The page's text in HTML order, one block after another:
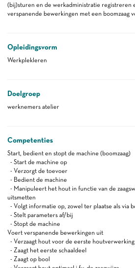
(bij)sturen en de werkadministratie
verspanende bewerkingen met een boomzaag
Opleidingsvorm
Werkplekleren
Doelgroep
werknemers atelier
Competenties
Start, bedient en stopt de machine (boomzaag)
- Start de machine op
- Verzorgt de toevoer
- Bedient de machine
- Manipuleert het hout in functie van de
uitsmetten
- Volgt informatie op, zowel ter plaatse als via
- Stelt parameters af/bij
- Stopt de machine
Voert verspanende bewerkingen uit
- Verzaagt hout voor de eerste houtverwerking
- Zaagt het eerste schaaldeel
- Zaagt op bool